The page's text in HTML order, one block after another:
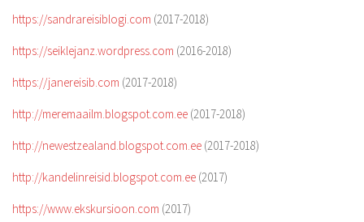
https://sandrareisiblogi.com (2017-2018)
https://seiklejanz.wordpress.com (2016-2018)
https://janereisib.com (2017-2018)
http://meremaailm.blogspot.com.ee (2017-2018)
http://newestzealand.blogspot.com.ee (2017-2018)
http://kandelinreisid.blogspot.com.ee (2017)
https://www.ekskursioon.com (2017)